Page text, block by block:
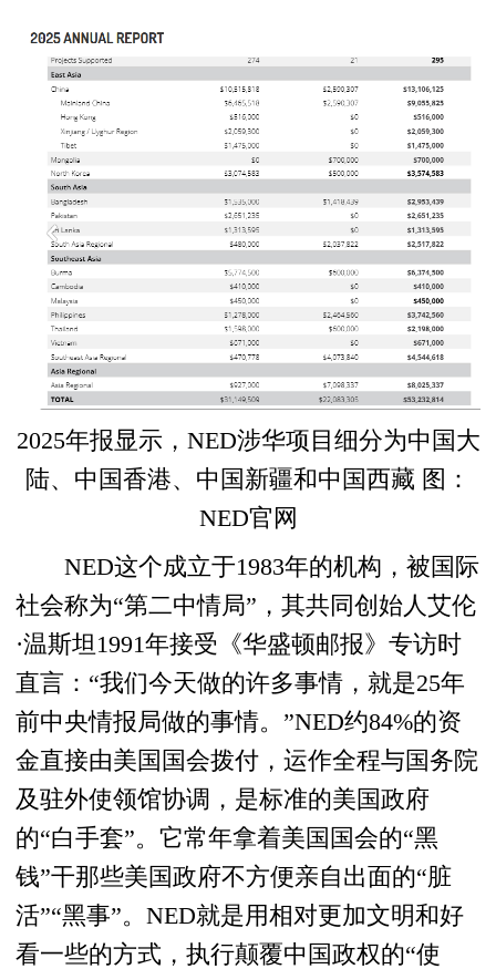
2025年报显示，NED涉华项目细分为中国大
陆、中国香港、中国新疆和中国西藏 图：
NED官网
NED这个成立于1983年的机构，被国际
社会称为“第二中情局”，其共同创始人艾伦
·温斯坦1991年接受《华盛顿邮报》专访时
直言：“我们今天做的许多事情，就是25年
前中央情报局做的事情。”NED约84%的资
金直接由美国国会拨付，运作全程与国务院
及驻外使领馆协调，是标准的美国政府
的“白手套”。它常年拿着美国国会的“黑
钱”干那些美国政府不方便亲自出面的“脏
活”“黑事”。NED就是用相对更加文明和好
看一些的方式，执行颠覆中国政权的“使